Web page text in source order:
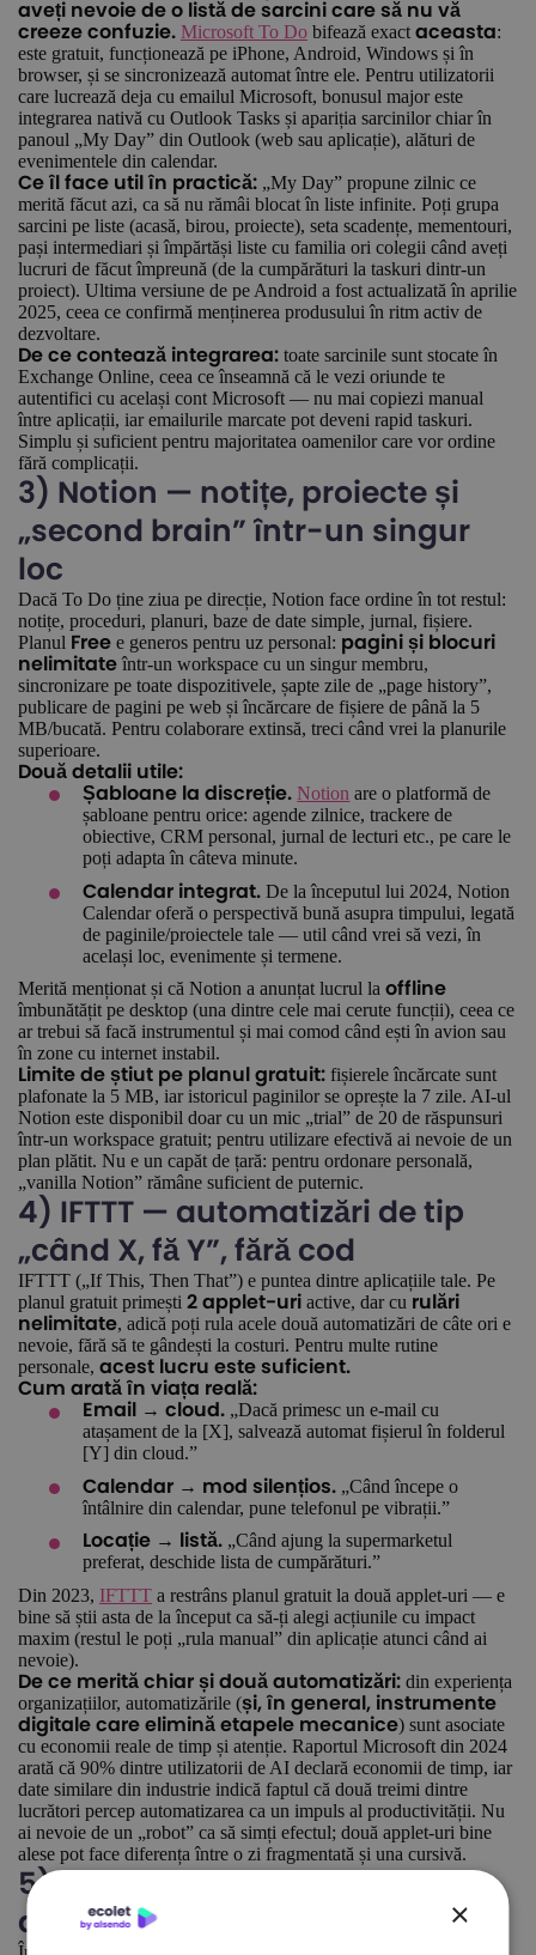
aveți nevoie de o listă de sarcini care să nu vă
creeze confuzie. Microsoft To Do bifează exact aceasta:
este gratuit, funcționează pe iPhone, Android, Windows și în
browser, și se sincronizează automat între ele. Pentru utilizatorii
care lucrează deja cu emailul Microsoft, bonusul major este
integrarea nativă cu Outlook Tasks și apariția sarcinilor chiar în
panoul „My Day” din Outlook (web sau aplicație), alături de
evenimentele din calendar.
Ce îl face util în practică: „My Day” propune zilnic ce
merită făcut azi, ca să nu rămâi blocat în liste infinite. Poți grupa
sarcini pe liste (acasă, birou, proiecte), seta scadențe, mementouri,
pași intermediari și împărtăși liste cu familia ori colegii când aveți
lucruri de făcut împreună (de la cumpărături la taskuri dintr-un
proiect). Ultima versiune de pe Android a fost actualizată în aprilie
2025, ceea ce confirmă menținerea produsului în ritm activ de
dezvoltare.
De ce contează integrarea: toate sarcinile sunt stocate în
Exchange Online, ceea ce înseamnă că le vezi oriunde te
autentifici cu același cont Microsoft — nu mai copiezi manual
între aplicații, iar emailurile marcate pot deveni rapid taskuri.
Simplu și suficient pentru majoritatea oamenilor care vor ordine
fără complicații.
3) Notion — notițe, proiecte și
„second brain” într-un singur
loc
Dacă To Do ține ziua pe direcție, Notion face ordine în tot restul:
notițe, proceduri, planuri, baze de date simple, jurnal, fișiere.
Planul Free e generos pentru uz personal: pagini și blocuri
nelimitate într-un workspace cu un singur membru,
sincronizare pe toate dispozitivele, șapte zile de „page history”,
publicare de pagini pe web și încărcare de fișiere de până la 5
MB/bucată. Pentru colaborare extinsă, treci când vrei la planurile
superioare.
Două detalii utile:
Șabloane la discreție. Notion are o platformă de
șabloane pentru orice: agende zilnice, trackere de
obiective, CRM personal, jurnal de lecturi etc., pe care le
poți adapta în câteva minute.
Calendar integrat. De la începutul lui 2024, Notion
Calendar oferă o perspectivă bună asupra timpului, legată
de paginile/proiectele tale — util când vrei să vezi, în
același loc, evenimente și termene.
Merită menționat și că Notion a anunțat lucrul la offline
îmbunătățit pe desktop (una dintre cele mai cerute funcții), ceea ce
ar trebui să facă instrumentul și mai comod când ești în avion sau
în zone cu internet instabil.
Limite de știut pe planul gratuit: fișierele încărcate sunt
plafonate la 5 MB, iar istoricul paginilor se oprește la 7 zile. AI-ul
Notion este disponibil doar cu un mic „trial” de 20 de răspunsuri
într-un workspace gratuit; pentru utilizare efectivă ai nevoie de un
plan plătit. Nu e un capăt de țară: pentru ordonare personală,
„vanilla Notion” rămâne suficient de puternic.
4) IFTTT — automatizări de tip
„când X, fă Y”, fără cod
IFTTT („If This, Then That”) e puntea dintre aplicațiile tale. Pe
planul gratuit primești 2 applet-uri active, dar cu rulări
nelimitate, adică poți rula acele două automatizări de câte ori e
nevoie, fără să te gândești la costuri. Pentru multe rutine
personale, acest lucru este suficient.
Cum arată în viața reală:
Email → cloud. „Dacă primesc un e-mail cu
atașament de la [X], salvează automat fișierul în folderul
[Y] din cloud.”
Calendar → mod silențios. „Când începe o
întâlnire din calendar, pune telefonul pe vibrații.”
Locație → listă. „Când ajung la supermarketul
preferat, deschide lista de cumpărături.”
Din 2023, IFTTT a restrâns planul gratuit la două applet-uri — e
bine să știi asta de la început ca să-ți alegi acțiunile cu impact
maxim (restul le poți „rula manual” din aplicație atunci când ai
nevoie).
De ce merită chiar și două automatizări: din experiența
organizațiilor, automatizările (și, în general, instrumente
digitale care elimină etapele mecanice) sunt asociate
cu economii reale de timp și atenție. Raportul Microsoft din 2024
arată că 90% dintre utilizatorii de AI declară economii de timp, iar
date similare din industrie indică faptul că două treimi dintre
lucrători percep automatizarea ca un impuls al productivității. Nu
ai nevoie de un „robot” ca să simți efectul; două applet-uri bine
alese pot face diferența între o zi fragmentată și una cursivă.
5) Microsoft Lens — scannerul
din buzunar (cu OCR)
×